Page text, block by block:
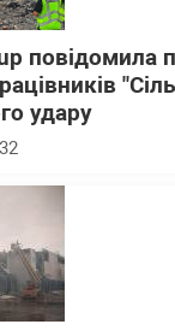
повідомила
удару